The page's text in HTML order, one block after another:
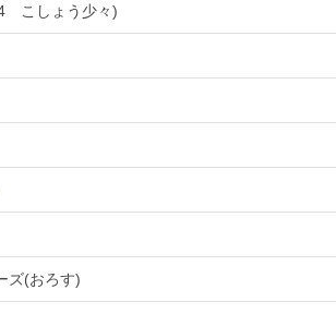
こしょう少々)
ズ(おろす)